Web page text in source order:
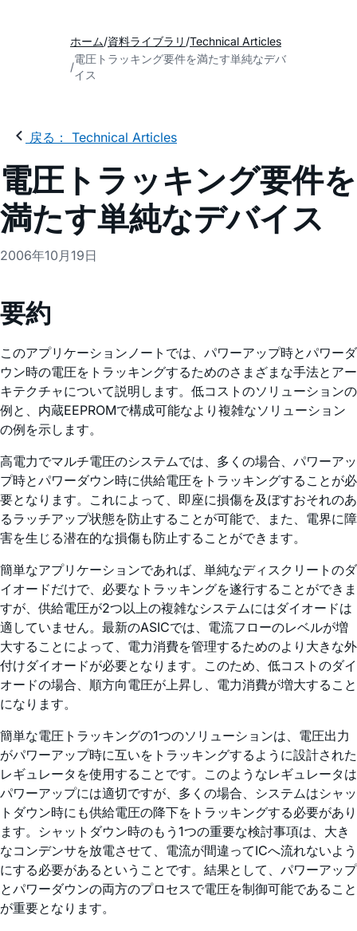
ホーム 資料ライブラリ Technical Articles
電圧トラッキング要件を満たす単純なデバ
イス
戻る： Technical Articles
電圧トラッキング要件を
満たす単純なデバイス
2006年10月19日
要約
このアプリケーションノートでは、パワーアップ時とパワーダ
ウン時の電圧をトラッキングするためのさまざまな手法とアー
キテクチャについて説明します。低コストのソリューションの
例と、内蔵EEPROMで構成可能なより複雑なソリューション
の例を示します。
高電力でマルチ電圧のシステムでは、多くの場合、パワーアッ
プ時とパワーダウン時に供給電圧をトラッキングすることが必
要となります。これによって、即座に損傷を及ぼすおそれのあ
るラッチアップ状態を防止することが可能で、また、電界に障
害を生じる潜在的な損傷も防止することができます。
簡単なアプリケーションであれば、単純なディスクリートのダ
イオードだけで、必要なトラッキングを遂行することができま
すが、供給電圧が2つ以上の複雑なシステムにはダイオードは
適していません。最新のASICでは、電流フローのレベルが増
大することによって、電力消費を管理するためのより大きな外
付けダイオードが必要となります。このため、低コストのダイ
オードの場合、順方向電圧が上昇し、電力消費が増大すること
になります。
簡単な電圧トラッキングの1つのソリューションは、電圧出力
がパワーアップ時に互いをトラッキングするように設計された
レギュレータを使用することです。このようなレギュレータは
パワーアップには適切ですが、多くの場合、システムはシャッ
トダウン時にも供給電圧の降下をトラッキングする必要があり
ます。シャットダウン時のもう1つの重要な検討事項は、大き
なコンデンサを放電させて、電流が間違ってICへ流れないよう
にする必要があるということです。結果として、パワーアップ
とパワーダウンの両方のプロセスで電圧を制御可能であること
が重要となります。